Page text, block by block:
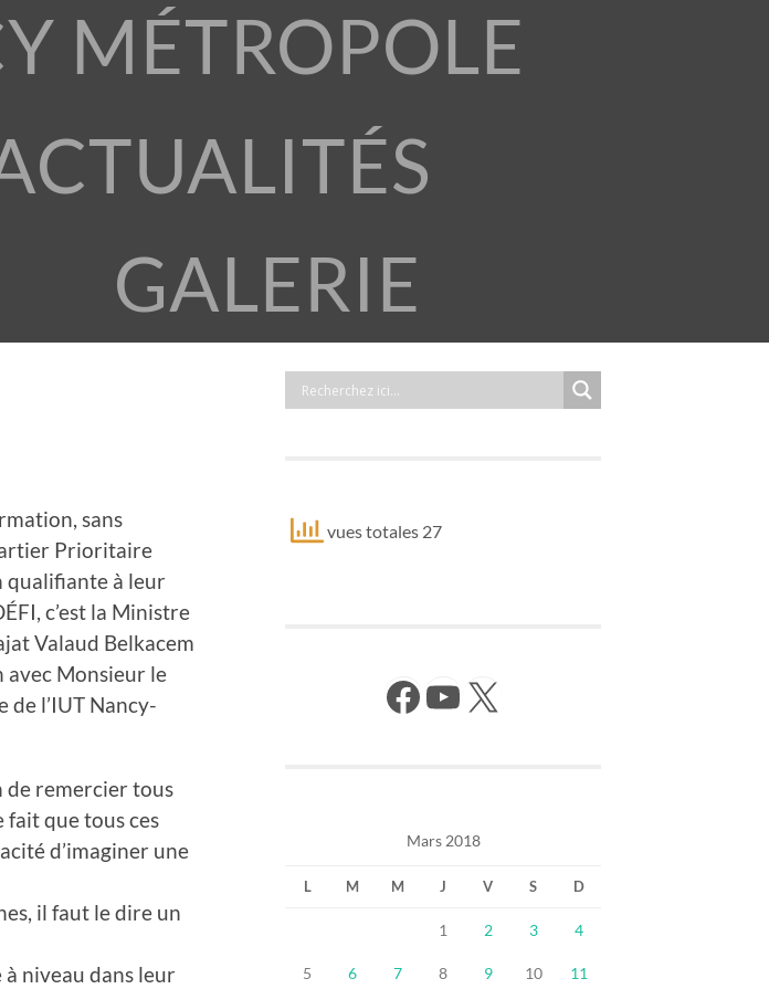
MÉTROPOLE
GALERIE
sans
Prioritaire
qualifiante à leur
c’est la Ministre
Valaud Belkacem
avec Monsieur le
l’IUT Nancy-
de remercier tous
fait que tous ces
d’imaginer une
il faut le dire un
niveau dans leur
vues totales 27
Facebook YouTube X
Mars 2018
L M M J V S D
1 2 3 4
5 6 7 8 9 10 11